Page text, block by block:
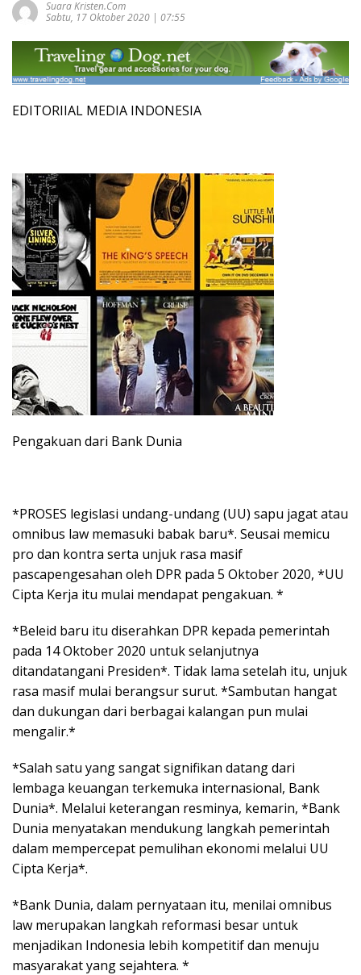
Suara Kristen.com
Sabtu, 17 Oktober 2020 | 07:55
EDITORIIAL MEDIA INDONESIA
Pengakuan dari Bank Dunia
*PROSES legislasi undang-undang (UU) sapu jagat atau
omnibus law memasuki babak baru*. Seusai memicu
pro dan kontra serta unjuk rasa masif
pascapengesahan oleh DPR pada 5 Oktober 2020, *UU
Cipta Kerja itu mulai mendapat pengakuan. *
*Beleid baru itu diserahkan DPR kepada pemerintah
pada 14 Oktober 2020 untuk selanjutnya
ditandatangani Presiden*. Tidak lama setelah itu, unjuk
rasa masif mulai berangsur surut. *Sambutan hangat
dan dukungan dari berbagai kalangan pun mulai
mengalir.*
*Salah satu yang sangat signifikan datang dari
lembaga keuangan terkemuka internasional, Bank
Dunia*. Melalui keterangan resminya, kemarin, *Bank
Dunia menyatakan mendukung langkah pemerintah
dalam mempercepat pemulihan ekonomi melalui UU
Cipta Kerja*.
*Bank Dunia, dalam pernyataan itu, menilai omnibus
law merupakan langkah reformasi besar untuk
menjadikan Indonesia lebih kompetitif dan menuju
masyarakat yang sejahtera. *